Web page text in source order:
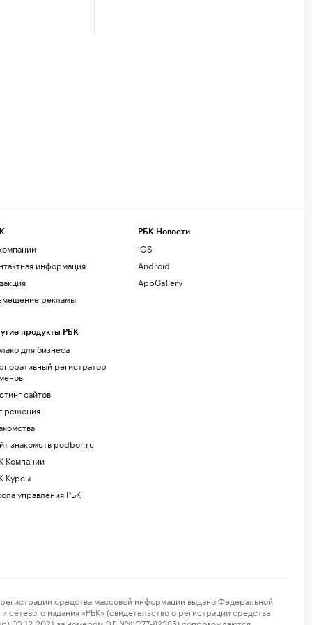
информация
рекламы
продукты РБК
для бизнеса
регистратор
сайтов
знакомств podbor.ru
Компании
Курсы
управления РБК
РБК Новости
iOS
Android
AppGallery
средства массовой информации выдано Федеральной
издания «РБК» (свидетельство о регистрации средства